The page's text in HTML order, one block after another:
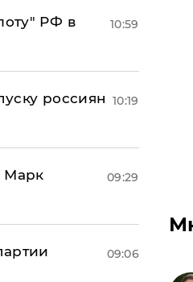
РФ в
10:59
россиян 10:19
Марк
09:29
09:06